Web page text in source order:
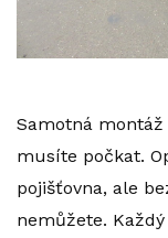
Samotná montáž
musíte počkat.
pojišťovna, ale
nemůžete.